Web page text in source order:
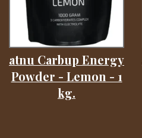
atnu Carbup Energy
Powder - Lemon - 1
kg.